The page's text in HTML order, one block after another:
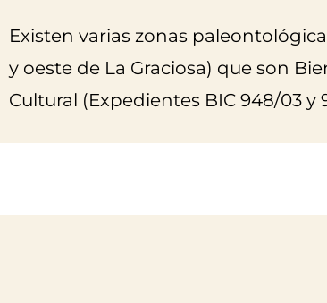
Existen varias zonas
y oeste de La Graciosa) que son
Cultural (Expedientes BIC 948/03 y